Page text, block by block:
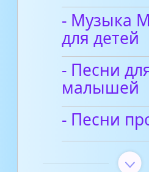
- Музыка
для детей
- Песни
малышей
- Песни